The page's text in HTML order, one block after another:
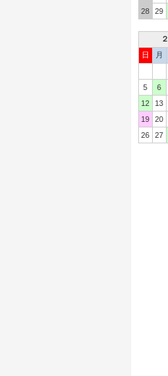
28
29
日
月
5
6
12
13
19
20
26
27